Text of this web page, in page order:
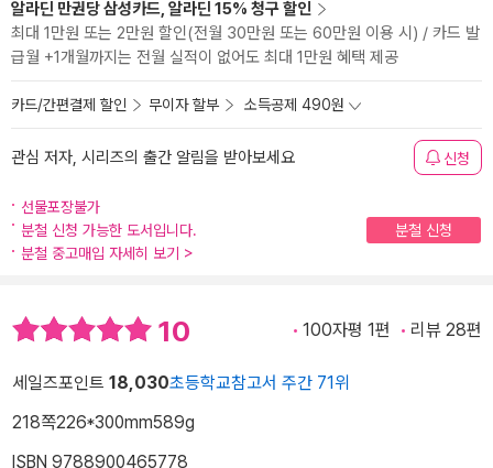
알라딘 만권당 삼성카드, 알라딘 15% 청구 할인
최대 1만원 또는 2만원 할인(전월 30만원 또는 60만원 이용 시) / 카드 발
급월 +1개월까지는 전월 실적이 없어도 최대 1만원 혜택 제공
카드/간편결제 할인 무이자 할부 소득공제 490원
관심 저자, 시리즈의 출간 알림을 받아보세요 신청
선물포장불가
분철 신청 가능한 도서입니다.
분철 신청
분철 중고매입 자세히 보기 >
10 100자평 1편 리뷰 28편
세일즈포인트 18,030초등학교참고서 주간 71위
218쪽226*300mm589g
ISBN 9788900465778